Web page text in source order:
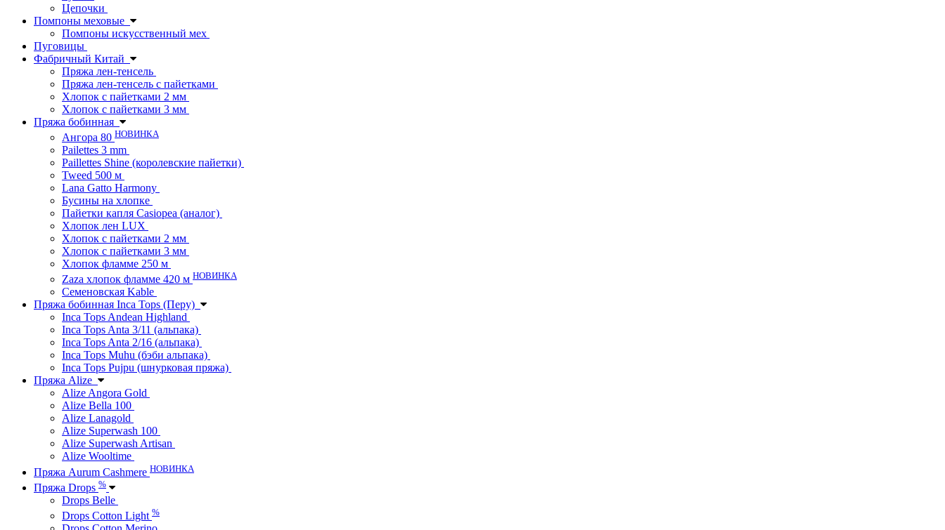
Цепочки
Помпоны меховые
Помпоны искусственный мех
Пуговицы
Фабричный Китай
Пряжа лен-тенсель
Пряжа лен-тенсель с пайетками
Хлопок с пайетками 2 мм
Хлопок с пайетками 3 мм
Пряжа бобинная
Ангора 80 НОВИНКА
Pailettes 3 mm
Paillettes Shine (королевские пайетки)
Tweed 500 м
Lana Gatto Harmony
Бусины на хлопке
Пайетки капля Casiopea (аналог)
Хлопок лен LUX
Хлопок с пайетками 2 мм
Хлопок с пайетками 3 мм
Хлопок фламме 250 м
Zaza хлопок фламме 420 м НОВИНКА
Семеновская Kable
Пряжа бобинная Inca Tops (Перу)
Inca Tops Andean Highland
Inca Tops Anta 3/11 (альпака)
Inca Tops Anta 2/16 (альпака)
Inca Tops Muhu (бэби альпака)
Inca Tops Pujpu (шнурковая пряжа)
Пряжа Alize
Alize Angora Gold
Alize Bella 100
Alize Lanagold
Alize Superwash 100
Alize Superwash Artisan
Alize Wooltime
Пряжа Aurum Cashmere НОВИНКА
Пряжа Drops %
Drops Belle
Drops Cotton Light %